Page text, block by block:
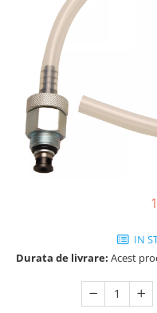
IN
Durata de livrare: Acest